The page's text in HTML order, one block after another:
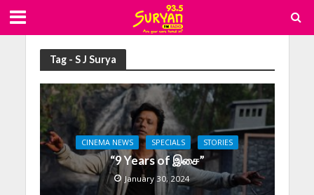
Tag - S J Surya
CINEMA NEWS SPECIALS STORIES
“9 Years of இசை”
January 30, 2024